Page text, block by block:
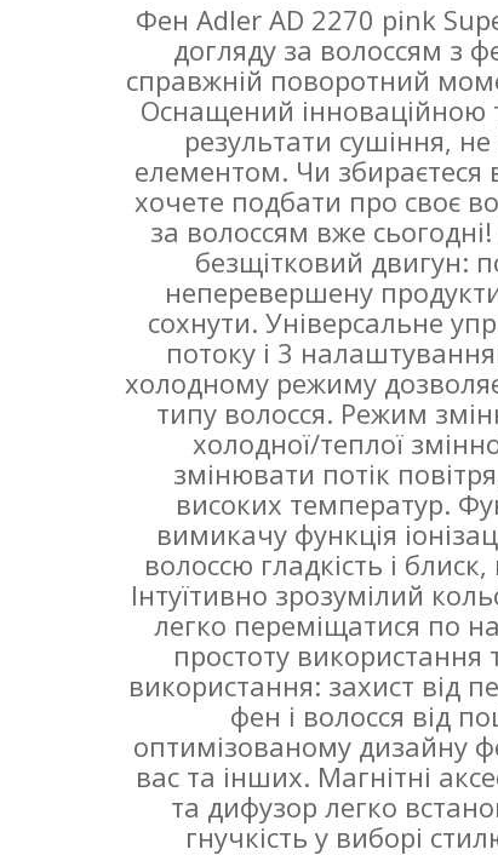
Фен Adler AD 2270 pink
догляду за волоссям з
справжній поворотний
Оснащений інноваційною
результати сушіння,
елементом. Чи збираєтеся
хочете подбати про своє
за волоссям вже
безщітковий двигун:
неперевершену
сохнути. Універсальне
потоку і 3
холодному режиму
типу волосся. Режим
холодної/теплої
змінювати потік
високих температур.
вимикачу функція
волоссю гладкість і
Інтуїтивно зрозумілий
легко переміщатися по
простоту
використання: захист від
фен і волосся від
оптимізованому дизайну
вас та інших. Магнітні
та дифузор легко
гнучкість у виборі